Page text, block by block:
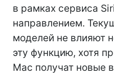
в рамках сервиса
направлением.
моделей не влияют
эту функцию, хотя
Mac получат новые